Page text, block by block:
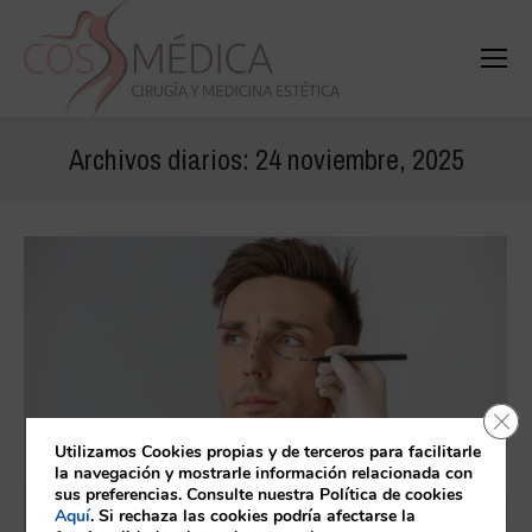
Archivos diarios: 24 noviembre, 2025
Utilizamos Cookies propias y de terceros para facilitarle
la navegación y mostrarle información relacionada con
sus preferencias. Consulte nuestra Política de cookies
Aquí. Si rechaza las cookies podría afectarse la